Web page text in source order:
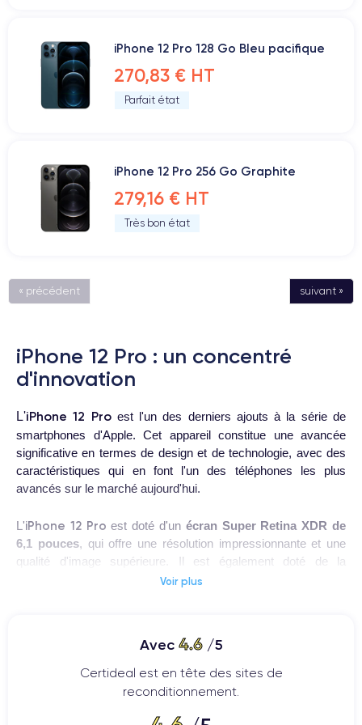
iPhone 12 Pro 128 Go Bleu pacifique
270,83 € HT
Parfait état
iPhone 12 Pro 256 Go Graphite
279,16 € HT
Très bon état
« précédent suivant »
iPhone 12 Pro : un concentré
d'innovation
L'iPhone 12 Proest l'un des derniers ajouts à la série de
smartphones d'Apple. Cet appareil constitue une avancée
significative en termes de design et de technologie, avec des
caractéristiques qui en font l'un des téléphones les plus
avancés sur le marché aujourd'hui.
L'iPhone 12 Pro est doté d'un écran Super Retina XDR de
6,1 pouces, qui offre une résolution impressionnante et une
qualité d'image supérieure. Il est également doté de la
Ceramic Shieldd'Apple, qui offre une résistance
qui est l'un des plus puissants du marché. Cela permet
d'obtenir des performances fluides et rapides, même lors de
l'exécution simultanée de plusieurs applications exigeantes.
Voir plus
Avec 4.6/5
Certideal est en tête des sites de
reconditionnement.